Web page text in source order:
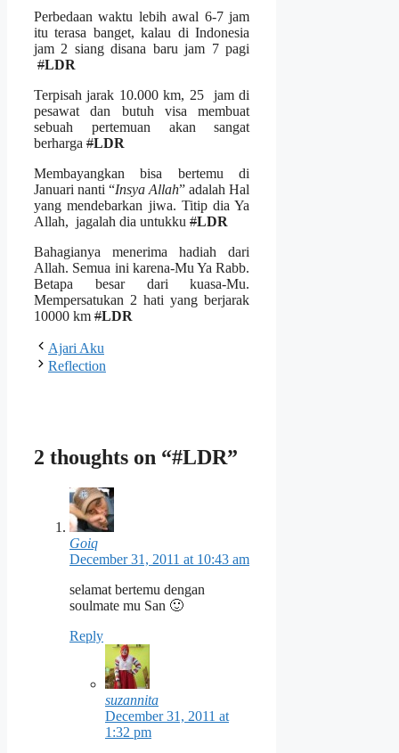
Perbedaan waktu lebih awal 6-7 jam
itu terasa banget, kalau di Indonesia
jam 2 siang disana baru jam 7 pagi
#LDR
Terpisah jarak 10.000 km, 25 jam di
pesawat dan butuh visa membuat
sebuah pertemuan akan sangat
berharga #LDR
Membayangkan bisa bertemu di
Januari nanti “Insya Allah” adalah Hal
yang mendebarkan jiwa. Titip dia Ya
Allah, jagalah dia untukku #LDR
Bahagianya menerima hadiah dari
Allah. Semua ini karena-Mu Ya Rabb.
Betapa besar dari kuasa-Mu.
Mempersatukan 2 hati yang berjarak
10000 km #LDR
Ajari Aku
Reflection
2 thoughts on “#LDR”
Goiq
December 31, 2011 at 10:43 am
selamat bertemu dengan
soulmate mu San 🙂
Reply
suzannita
December 31, 2011 at
1:32 pm